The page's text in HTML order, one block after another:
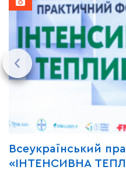
Всеукраїнський
«ІНТЕНСИВНА